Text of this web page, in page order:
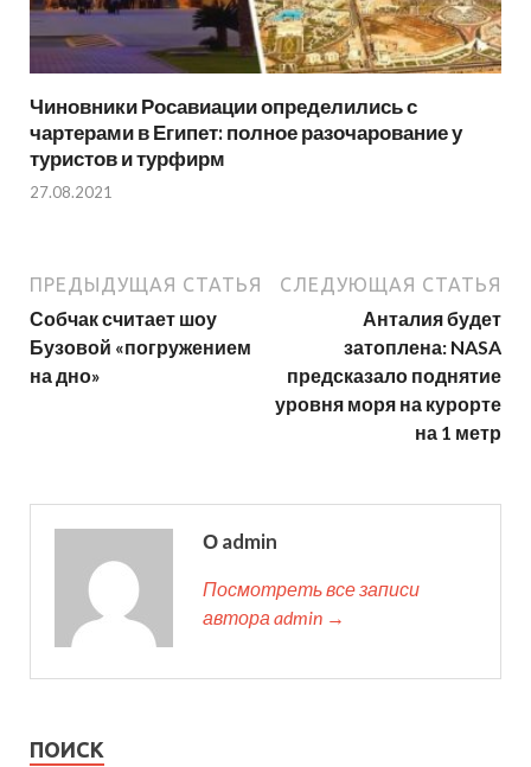
Чиновники Росавиации определились с
чартерами в Египет: полное разочарование у
туристов и турфирм
27.08.2021
ПРЕДЫДУЩАЯ СТАТЬЯ
Собчак считает шоу
Бузовой «погружением
на дно»
СЛЕДУЮЩАЯ СТАТЬЯ
Анталия будет
затоплена: NASA
предсказало поднятие
уровня моря на курорте
на 1 метр
О admin
Посмотреть все записи
автора admin →
ПОИСК